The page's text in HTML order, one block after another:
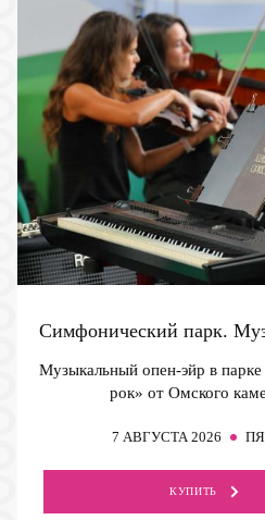
Симфонический парк.
Музыкальный опен-эйр в
рок» от Омского
7 АВГУСТА 2026
КУПИТЬ